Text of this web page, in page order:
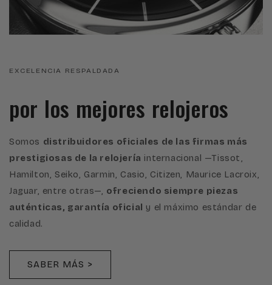
EXCELENCIA RESPALDADA
por los mejores relojeros
Somos distribuidores oficiales de las firmas más
prestigiosas de la relojería internacional —Tissot,
Hamilton, Seiko, Garmin, Casio, Citizen, Maurice Lacroix,
Jaguar, entre otras—, ofreciendo siempre piezas
auténticas, garantía oficial y el máximo estándar de
calidad.
SABER MÁS >